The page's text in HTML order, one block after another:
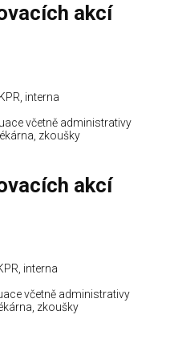
akcí
interna
včetně administrativy
zkoušky
akcí
interna
včetně administrativy
zkoušky